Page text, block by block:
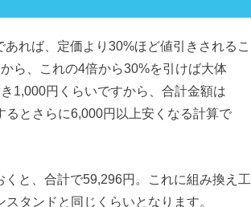
れば、定価より30%ほど値引きされるこ
ら、これの4倍から30%を引けば大体
1,000円くらいですから、合計金額は
とさらに6,000円以上安くなる計算で
と、合計で59,296円。これに組み換え工
タンドと同じくらいとなります。